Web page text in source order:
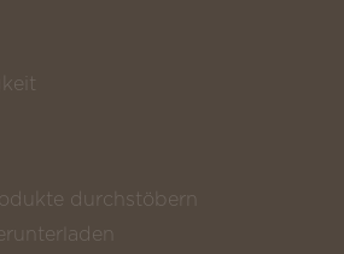
durchstöbern